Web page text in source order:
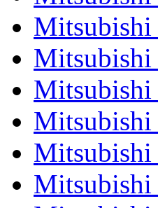
Mitsubishi
Mitsubishi
Mitsubishi
Mitsubishi